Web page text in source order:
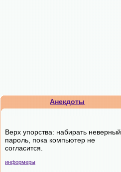
Анекдоты
Верх упорства: набирать неверный
пароль, пока компьютер не
согласится.
информеры